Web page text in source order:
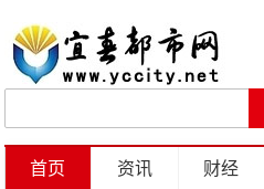
首页 资讯 财经